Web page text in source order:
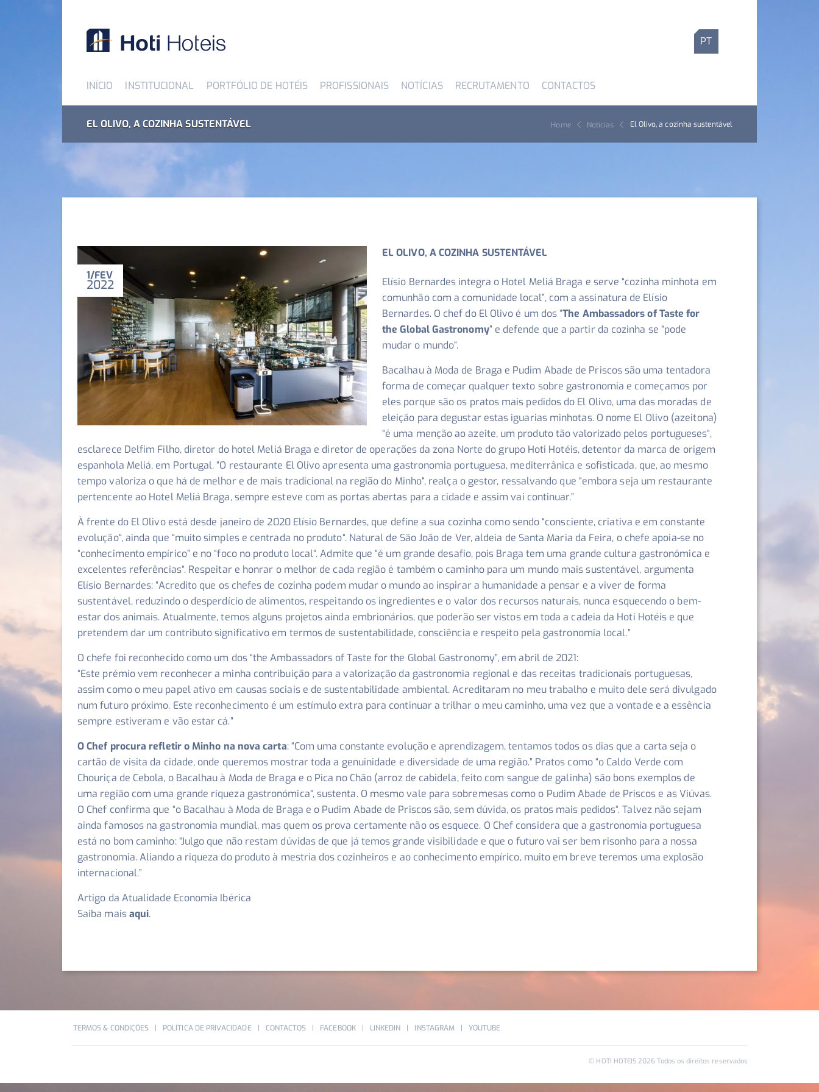
PT
INÍCIO INSTITUCIONAL PORTFÓLIO DE HOTÉIS PROFISSIONAIS NOTÍCIAS RECRUTAMENTO CONTACTOS
EL OLIVO, A COZINHA SUSTENTÁVEL Home Notícias El Olivo, a cozinha sustentável
1 FEV
2022
EL OLIVO, A COZINHA SUSTENTÁVEL
Elísio Bernardes integra o Hotel Meliá Braga e serve “cozinha minhota em
comunhão com a comunidade local”, com a assinatura de Elísio
Bernardes. O chef do El Olivo é um dos “The Ambassadors of Taste for
the Global Gastronomy” e defende que a partir da cozinha se “pode
mudar o mundo“.
Bacalhau à Moda de Braga e Pudim Abade de Priscos são uma tentadora
forma de começar qualquer texto sobre gastronomia e começamos por
eles porque são os pratos mais pedidos do El Olivo, uma das moradas de
eleição para degustar estas iguarias minhotas. O nome El Olivo (azeitona)
“é uma menção ao azeite, um produto tão valorizado pelos portugueses“,
esclarece Delfim Filho, diretor do hotel Meliá Braga e diretor de operações da zona Norte do grupo Hoti Hotéis, detentor da marca de origem
espanhola Meliá, em Portugal. “O restaurante El Olivo apresenta uma gastronomia portuguesa, mediterrânica e sofisticada, que, ao mesmo
tempo valoriza o que há de melhor e de mais tradicional na região do Minho“, realça o gestor, ressalvando que “embora seja um restaurante
pertencente ao Hotel Meliá Braga, sempre esteve com as portas abertas para a cidade e assim vai continuar.”
À frente do El Olivo está desde janeiro de 2020 Elísio Bernardes, que define a sua cozinha como sendo “consciente, criativa e em constante
evolução“, ainda que “muito simples e centrada no produto“. Natural de São João de Ver, aldeia de Santa Maria da Feira, o chefe apoia-se no
“conhecimento empírico” e no “foco no produto local“. Admite que “é um grande desafio, pois Braga tem uma grande cultura gastronómica e
excelentes referências“. Respeitar e honrar o melhor de cada região é também o caminho para um mundo mais sustentável, argumenta
Elísio Bernardes: “Acredito que os chefes de cozinha podem mudar o mundo ao inspirar a humanidade a pensar e a viver de forma
sustentável, reduzindo o desperdício de alimentos, respeitando os ingredientes e o valor dos recursos naturais, nunca esquecendo o bem-
estar dos animais. Atualmente, temos alguns projetos ainda embrionários, que poderão ser vistos em toda a cadeia da Hoti Hotéis e que
pretendem dar um contributo significativo em termos de sustentabilidade, consciência e respeito pela gastronomia local.”
O chefe foi reconhecido como um dos “the Ambassadors of Taste for the Global Gastronomy”, em abril de 2021:
“Este prémio vem reconhecer a minha contribuição para a valorização da gastronomia regional e das receitas tradicionais portuguesas,
assim como o meu papel ativo em causas sociais e de sustentabilidade ambiental. Acreditaram no meu trabalho e muito dele será divulgado
num futuro próximo. Este reconhecimento é um estímulo extra para continuar a trilhar o meu caminho, uma vez que a vontade e a essência
sempre estiveram e vão estar cá.”
O Chef procura refletir o Minho na nova carta: “Com uma constante evolução e aprendizagem, tentamos todos os dias que a carta seja o
cartão de visita da cidade, onde queremos mostrar toda a genuinidade e diversidade de uma região.” Pratos como “o Caldo Verde com
Chouriça de Cebola, o Bacalhau à Moda de Braga e o Pica no Chão (arroz de cabidela, feito com sangue de galinha) são bons exemplos de
uma região com uma grande riqueza gastronómica“, sustenta. O mesmo vale para sobremesas como o Pudim Abade de Priscos e as Viúvas.
O Chef confirma que “o Bacalhau à Moda de Braga e o Pudim Abade de Priscos são, sem dúvida, os pratos mais pedidos“. Talvez não sejam
ainda famosos na gastronomia mundial, mas quem os prova certamente não os esquece. O Chef considera que a gastronomia portuguesa
está no bom caminho: “Julgo que não restam dúvidas de que já temos grande visibilidade e que o futuro vai ser bem risonho para a nossa
gastronomia. Aliando a riqueza do produto à mestria dos cozinheiros e ao conhecimento empírico, muito em breve teremos uma explosão
internacional.”
Artigo da Atualidade Economia Ibérica
Saiba maisaqui.
TERMOS & CONDIÇÕES POLÍTICA DE PRIVACIDADE CONTACTOS FACEBOOK LINKEDIN INSTAGRAM YOUTUBE
© HOTI HOTEIS2026 Todos os direitos reservados